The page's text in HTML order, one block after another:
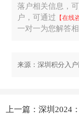
落户相关信息，
户，可通过 【在线
一对一为您解答
来源：深圳积分入户
上一篇：深圳2024